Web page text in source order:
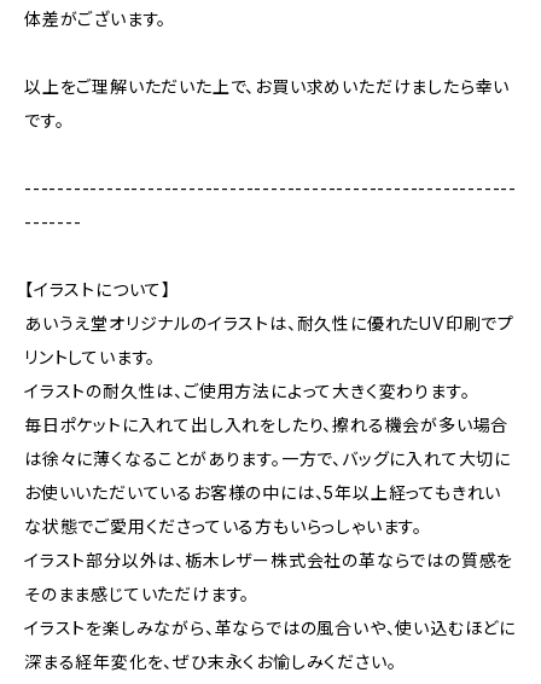
体差がございます。
以上をご理解いただいた上で、お買い求めいただけましたら幸い
です。
------------------------------------------------------------
-------
【イラストについて】
あいうえ堂オリジナルのイラストは、耐久性に優れたUV印刷でプ
リントしています。
イラストの耐久性は、ご使用方法によって大きく変わります。
毎日ポケットに入れて出し入れをしたり、擦れる機会が多い場合
は徐々に薄くなることがあります。一方で、バッグに入れて大切に
お使いいただいているお客様の中には、5年以上経ってもきれい
な状態でご愛用くださっている方もいらっしゃいます。
イラスト部分以外は、栃木レザー株式会社の革ならではの質感を
そのまま感じていただけます。
イラストを楽しみながら、革ならではの風合いや、使い込むほどに
深まる経年変化を、ぜひ末永くお愉しみください。